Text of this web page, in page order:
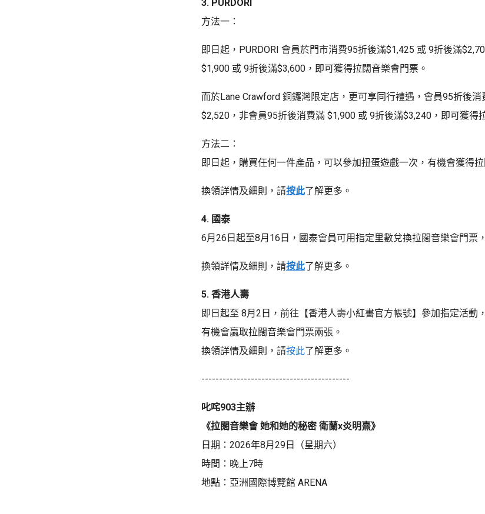
3. PURDORI
方法一：
即日起，PURDORI 會員於門市消費95折後滿$1,425 或 9折後滿
$1,900 或 9折後滿$3,600，即可獲得拉闊音樂會門票。
而於Lane Crawford 銅鑼灣限定店，更可享同行禮遇，會員95折後
$2,520，非會員95折後消費滿 $1,900 或 9折後滿$3,240，即可獲得
方法二：
即日起，購買任何一件產品，可以參加扭蛋遊戲一次，有機會獲得
換領詳情及細則，請按此了解更多。
4. 國泰
6月26日起至8月16日，國泰會員可用指定里數兌換拉闊音樂會門票
換領詳情及細則，請按此了解更多。
5. 香港人壽
即日起至 8月2日，前往【香港人壽小紅書官方帳號】參加指定活動
有機會贏取拉闊音樂會門票兩張。
換領詳情及細則，請按此了解更多。
------------------------------------------
叱咤903主辦
《拉闊音樂會 她和她的秘密 衛蘭x炎明熹》
日期：2026年8月29日（星期六）
時間：晚上7時
地點：亞洲國際博覽館 ARENA